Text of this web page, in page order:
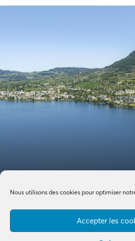
Nous utilisons des cookies pour optimiser
Accepter les